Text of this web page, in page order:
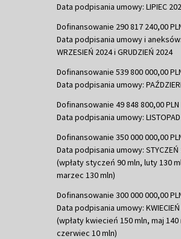
Data podpisania umowy: LIPIEC
Dofinansowanie 290 817 240,00
Data podpisania umowy i aneksów:
WRZESIEŃ 2024 i GRUDZIEŃ 2024
Dofinansowanie 539 800 000,00
Data podpisania umowy:
Dofinansowanie 49 848 800,00 PLN
Data podpisania umowy:
Dofinansowanie 350 000 000,00
Data podpisania umowy: STYCZEŃ
(wpłaty styczeń 90 mln, luty 130
marzec 130 mln)
Dofinansowanie 300 000 000,00
Data podpisania umowy:
(wpłaty kwiecień 150 mln, maj 140
czerwiec 10 mln)